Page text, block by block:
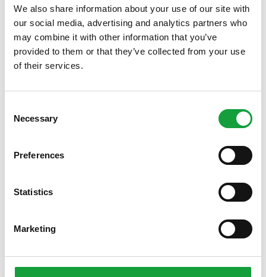
We also share information about your use of our site with
our social media, advertising and analytics partners who
may combine it with other information that you’ve
provided to them or that they’ve collected from your use
of their services.
Selection
Necessary
Preferences
Statistics
Marketing
tag directory > sondaggio turismo
sondaggio turismo
Di seguito tutti i contenuti taggati con:
ISCRIVITI ALLA NEWSLETTER
Resta aggiornato su tutte le ultime novita nel campo